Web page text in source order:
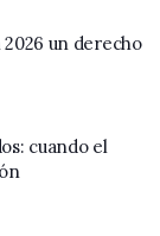
un derecho
cuando el